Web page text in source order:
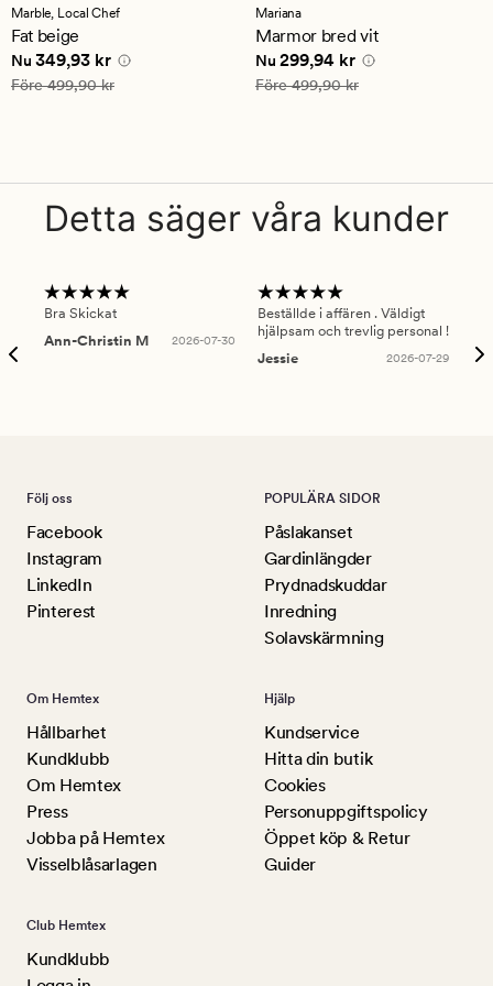
med
ett
genomsnittligt
betyg
på
4.5
Marble, Local Chef
Fat beige
Nuvarande pris
Nu 349,93 kr
Ordinarie pris 499,90 kr
Före499,90 kr
med
ett
genomsnittligt
betyg
på
4.5
Mariana
Marmor bred vit
Nuvarande pris
Nu 299,94 kr
Ordinarie pris 499,90 kr
Före499,90 kr
Detta säger våra kunder
Bra Skickat
Ann-Christin M
2026-07-30
Beställde i affären . Väldigt
hjälpsam och trevlig personal !
Jessie
2026-07-29
Följ oss
Facebook
Instagram
LinkedIn
Pinterest
POPULÄRA SIDOR
Påslakanset
Gardinlängder
Prydnadskuddar
Inredning
Solavskärmning
Om Hemtex
Hållbarhet
Kundklubb
Om Hemtex
Press
Jobba på Hemtex
Visselblåsarlagen
Hjälp
Kundservice
Hitta din butik
Cookies
Personuppgiftspolicy
Öppet köp & Retur
Guider
Club Hemtex
Kundklubb